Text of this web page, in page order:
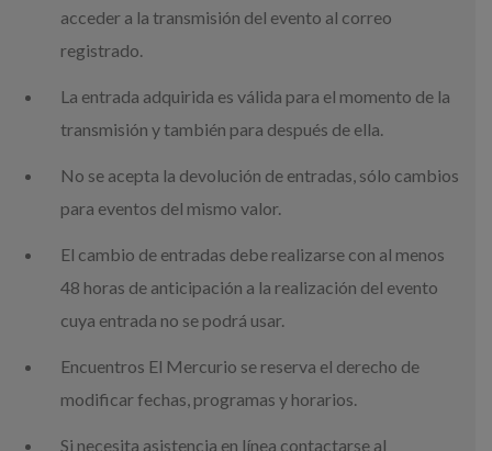
acceder a la transmisión del evento al correo
registrado.
La entrada adquirida es válida para el momento de la
transmisión y también para después de ella.
No se acepta la devolución de entradas, sólo cambios
para eventos del mismo valor.
El cambio de entradas debe realizarse con al menos
48 horas de anticipación a la realización del evento
cuya entrada no se podrá usar.
Encuentros El Mercurio se reserva el derecho de
modificar fechas, programas y horarios.
Si necesita asistencia en línea contactarse al